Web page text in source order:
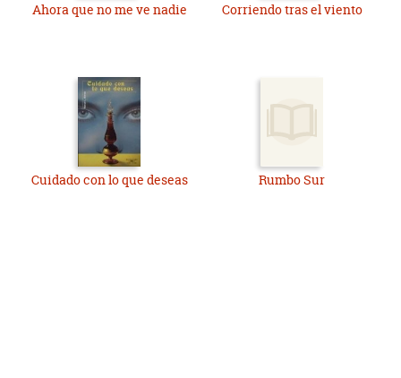
Ahora que no me ve nadie Corriendo tras el viento
Cuidado con lo que deseas Rumbo Sur